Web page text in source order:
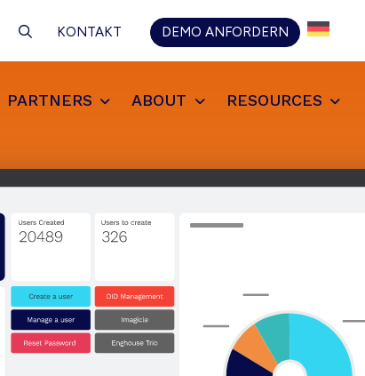
KONTAKT DEMO ANFORDERN
PARTNERS ABOUT RESOURCES